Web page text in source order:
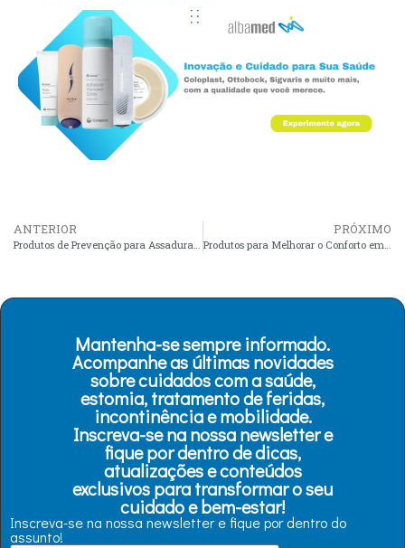
ANTERIOR
Produtos de Prevenção para Assaduras em Pacientes com Incontinência
PRÓXIMO
Produtos para Melhorar o Conforto em Pacientes com Incontinência
Mantenha-se sempre informado.
Acompanhe as últimas novidades
sobre cuidados com a saúde,
estomia, tratamento de feridas,
incontinência e mobilidade.
Inscreva-se na nossa newsletter e
fique por dentro de dicas,
atualizações e conteúdos
exclusivos para transformar o seu
cuidado e bem-estar!
Inscreva-se na nossa newsletter e fique por dentro do
assunto!